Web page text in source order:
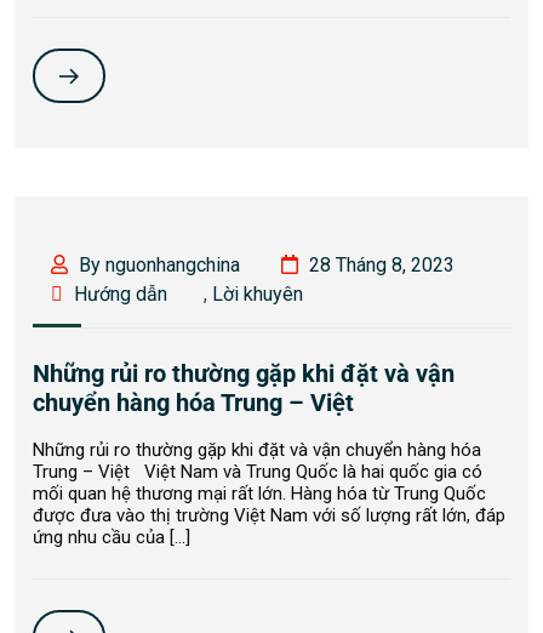
By nguonhangchina
28 Tháng 8, 2023
Hướng dẫn
, Lời khuyên
Những rủi ro thường gặp khi đặt và vận
chuyển hàng hóa Trung – Việt
Những rủi ro thường gặp khi đặt và vận chuyển hàng hóa
Trung – Việt Việt Nam và Trung Quốc là hai quốc gia có
mối quan hệ thương mại rất lớn. Hàng hóa từ Trung Quốc
được đưa vào thị trường Việt Nam với số lượng rất lớn, đáp
ứng nhu cầu của […]